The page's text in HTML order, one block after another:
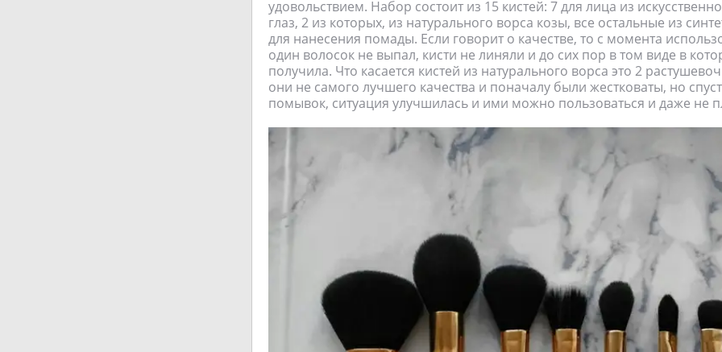
удовольствием. Набор состоит из 15 кистей: 7 для лица из
глаз, 2 из которых, из натурального ворса козы, все остальные из
для нанесения помады. Если говорит о качестве, то с момента
один волосок не выпал, кисти не линяли и до сих пор в том виде в
получила. Что касается кистей из натурального ворса это 2
они не самого лучшего качества и поначалу были жестковаты, но
помывок, ситуация улучшилась и ими можно пользоваться и даже не